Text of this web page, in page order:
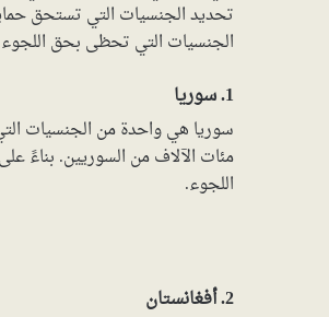
تحديد الجنسيات التي تستحق
الجنسيات التي تحظى بحق اللجوء
1. سوريا
سوريا هي واحدة من الجنسيات
مئات الآلاف من السوريين. بناءً
اللجوء.
2. أفغانستان